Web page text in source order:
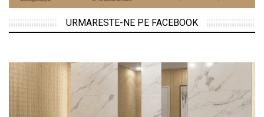
URMARESTE-NE PE FACEBOOK